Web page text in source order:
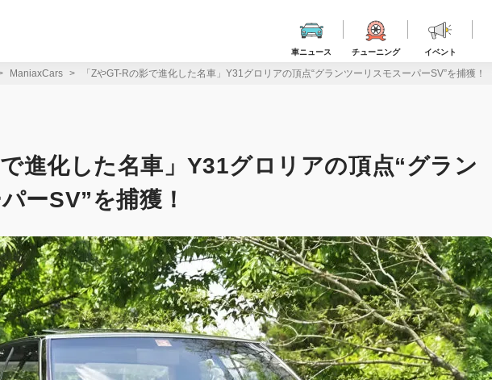
車ニュース チューニング イベント
ManiaxCars 「ZやGT-Rの影で進化した名車」Y31グロリアの頂点“グランツーリスモスーパーSV”を捕獲！
で進化した名車」Y31グロリアの頂点“グラン
ーSV”を捕獲！